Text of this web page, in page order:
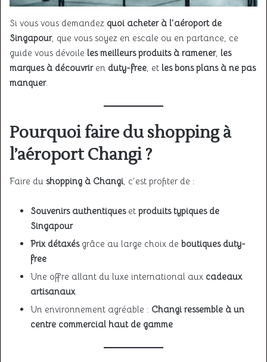
Si vous vous demandez quoi acheter à l’aéroport de
Singapour, que vous soyez en escale ou en partance, ce
guide vous dévoile les meilleurs produits à ramener, les
marques à découvriren duty-free, et les bons plans à ne pas
manquer.
Pourquoi faire du shopping à
l’aéroport Changi ?
Faire du shopping à Changi, c’est profiter de :
Souvenirs authentiqueset produits typiques de
Singapour
Prix détaxésgrâce au large choix de boutiques duty-
free
Une offre allant du luxe international aux cadeaux
artisanaux
Un environnement agréable : Changi ressemble à un
centre commercial haut de gamme